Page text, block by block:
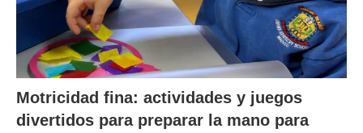
Motricidad fina: actividades y juegos
divertidos para preparar la mano para